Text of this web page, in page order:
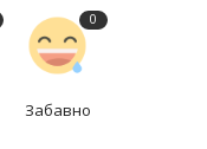
0
Забавно